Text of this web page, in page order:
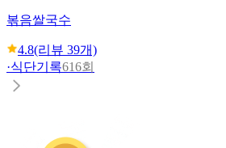
볶음쌀국수
4.8(리뷰 39개)
·식단기록616회